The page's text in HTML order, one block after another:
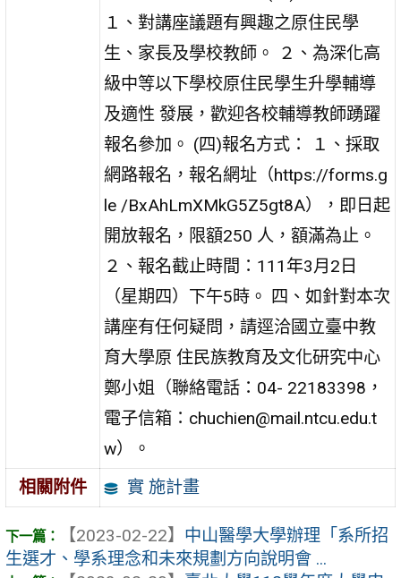
１、對講座議題有興趣之原住民學
生、家長及學校教師。 ２、為深化高
級中等以下學校原住民學生升學輔導
及適性 發展，歡迎各校輔導教師踴躍
報名參加。 (四)報名方式： １、採取
網路報名，報名網址（https://forms.g
le /BxAhLmXMkG5Z5gt8A），即日起
開放報名，限額250 人，額滿為止。
２、報名截止時間：111年3月2日
（星期四）下午5時。 四、如針對本次
講座有任何疑問，請逕洽國立臺中教
育大學原 住民族教育及文化研究中心
鄭小姐（聯絡電話：04- 22183398，
電子信箱：chuchien@mail.ntcu.edu.t
w）。
相關附件
實 施計畫
【2023-02-22】 中山醫學大學辦理「系所招
生選才、學系理念和未來規劃方向說明會 ...